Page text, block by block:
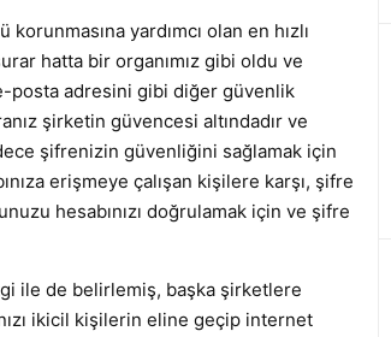
yardımcı olan en hızlı
hatta bir organımız gibi oldu ve
posta adresini gibi diğer güvenlik
şirketin güvencesi altındadır ve
şifrenizin güvenliğini sağlamak için
erişmeye çalışan kişilere karşı, şifre
hesabınızı doğrulamak için ve şifre
ile de belirlemiş, başka şirketlere
ikicil kişilerin eline geçip internet